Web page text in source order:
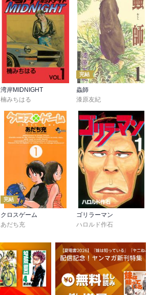
湾岸MIDNIGHT
楠みちはる
完結
蟲師
漆原友紀
完結
クロスゲーム
あだち充
ゴリラーマン
ハロルド作石